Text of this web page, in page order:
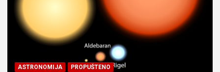
ASTRONOMIJA PROPUŠTENO